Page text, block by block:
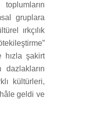
gruplara
ırkçılık
hızla şakirt
dazlakların
kültürleri,
hâle geldi ve